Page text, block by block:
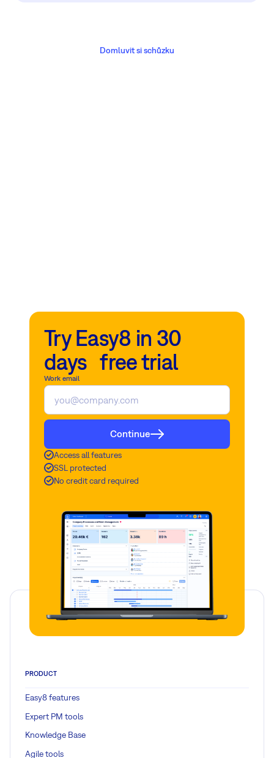
Domluvit si schůzku
Try Easy8 in 30
days free trial
Work email
Continue
Access all features
SSL protected
No credit card required
PRODUCT
Easy8 features
Expert PM tools
Knowledge Base
Agile tools